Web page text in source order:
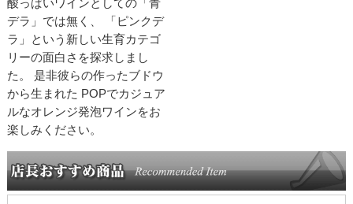
酸っぱいワインとしての「青
デラ」では無く、 「ピンクデ
ラ」という新しい生育カテゴ
リーの面白さを探求しまし
た。 是非彼らの作ったブドウ
から生まれた POPでカジュア
ルなオレンジ発泡ワインをお
楽しみください。